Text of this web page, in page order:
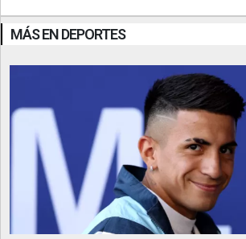
MÁS EN DEPORTES